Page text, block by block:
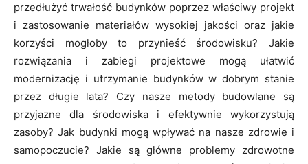
przedłużyć trwałość budynków poprzez właściwy projekt
i zastosowanie materiałów wysokiej jakości oraz jakie
korzyści mogłoby to przynieść środowisku? Jakie
rozwiązania i zabiegi projektowe mogą ułatwić
modernizację i utrzymanie budynków w dobrym stanie
przez długie lata? Czy nasze metody budowlane są
przyjazne dla środowiska i efektywnie wykorzystują
zasoby? Jak budynki mogą wpływać na nasze zdrowie i
samopoczucie? Jakie są główne problemy zdrowotne